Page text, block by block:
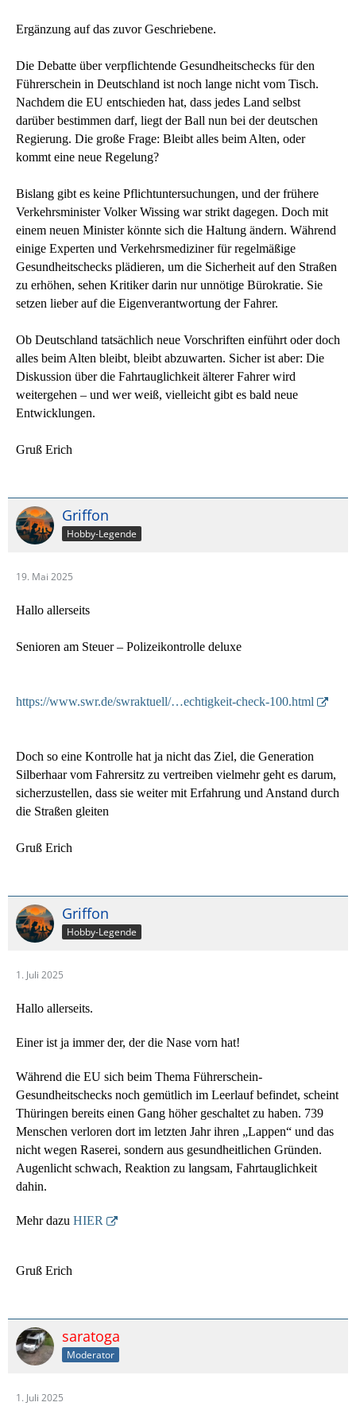
Ergänzung auf das zuvor Geschriebene.
Die Debatte über verpflichtende Gesundheitschecks für den
Führerschein in Deutschland ist noch lange nicht vom Tisch.
Nachdem die EU entschieden hat, dass jedes Land selbst
darüber bestimmen darf, liegt der Ball nun bei der deutschen
Regierung. Die große Frage: Bleibt alles beim Alten, oder
kommt eine neue Regelung?
Bislang gibt es keine Pflichtuntersuchungen, und der frühere
Verkehrsminister Volker Wissing war strikt dagegen. Doch mit
einem neuen Minister könnte sich die Haltung ändern. Während
einige Experten und Verkehrsmediziner für regelmäßige
Gesundheitschecks plädieren, um die Sicherheit auf den Straßen
zu erhöhen, sehen Kritiker darin nur unnötige Bürokratie. Sie
setzen lieber auf die Eigenverantwortung der Fahrer.
Ob Deutschland tatsächlich neue Vorschriften einführt oder doch
alles beim Alten bleibt, bleibt abzuwarten. Sicher ist aber: Die
Diskussion über die Fahrtauglichkeit älterer Fahrer wird
weitergehen – und wer weiß, vielleicht gibt es bald neue
Entwicklungen.
Gruß Erich
Griffon
Hobby-Legende
19. Mai 2025
Hallo allerseits
Senioren am Steuer – Polizeikontrolle deluxe
https://www.swr.de/swraktuell/…echtigkeit-check-100.html
Doch so eine Kontrolle hat ja nicht das Ziel, die Generation
Silberhaar vom Fahrersitz zu vertreiben vielmehr geht es darum,
sicherzustellen, dass sie weiter mit Erfahrung und Anstand durch
die Straßen gleiten
Gruß Erich
Griffon
Hobby-Legende
1. Juli 2025
Hallo allerseits.
Einer ist ja immer der, der die Nase vorn hat!
Während die EU sich beim Thema Führerschein-
Gesundheitschecks noch gemütlich im Leerlauf befindet, scheint
Thüringen bereits einen Gang höher geschaltet zu haben. 739
Menschen verloren dort im letzten Jahr ihren „Lappen“ und das
nicht wegen Raserei, sondern aus gesundheitlichen Gründen.
Augenlicht schwach, Reaktion zu langsam, Fahrtauglichkeit
dahin.
Mehr dazu HIER
Gruß Erich
saratoga
Moderator
1. Juli 2025